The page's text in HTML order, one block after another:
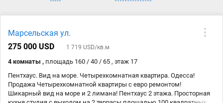
Марсельская ул.
275 000 USD
1 719 USD/кв.м
4 комнаты , площадь 160 / 40 / 65 , этаж 17
Пентхаус. Вид на море. Четырехкомнатная квартира. Одесса!
Продажа Четырехкомнатной квартиры с евро ремонтом!
Шикарный вид на море и 2 лимана! Пентхаус 2 этажа. Просторная